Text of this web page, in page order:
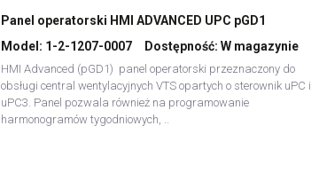
Panel operatorski HMI ADVANCED UPC pGD1
Model: 1-2-1207-0007 Dostępność: W magazynie
HMI Advanced (pGD1) panel operatorski przeznaczony do
obsługi central wentylacyjnych VTS opartych o sterownik uPC i
uPC3. Panel pozwala również na programowanie
harmonogramów tygodniowych, ..